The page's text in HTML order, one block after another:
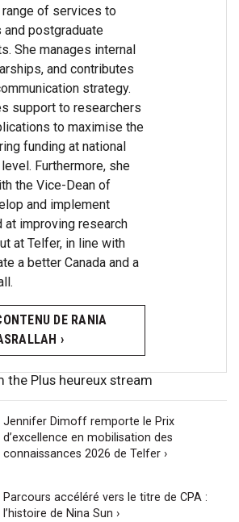
of services to
postgraduate
She manages internal
and contributes
strategy.
support to researchers
to maximise the
funding at national
Furthermore, she
the Vice-Dean of
and implement
improving research
at Telfer, in line with
a better Canada and a
DE RANIA
›
Plus heureux stream
Jennifer Dimoff remporte le Prix
d’excellence en mobilisation des
connaissances 2026 de Telfer ›
Parcours accéléré vers le titre de CPA :
l’histoire de Nina Sun ›